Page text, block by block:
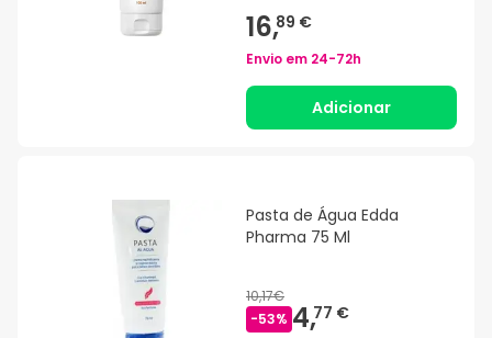
16,89 €
Envio em 24-72h
Adicionar
Pasta de Água Edda
Pharma 75 Ml
10,17€
-53% 4,77 €